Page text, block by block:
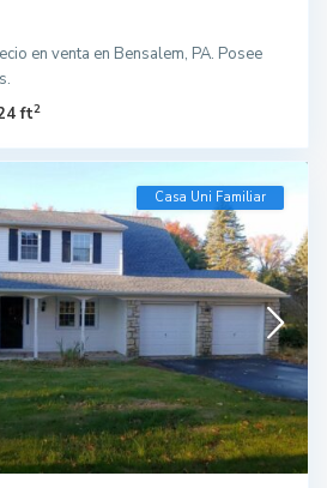
en venta en Bensalem, PA. Posee
ft2
Casa Uni Familiar